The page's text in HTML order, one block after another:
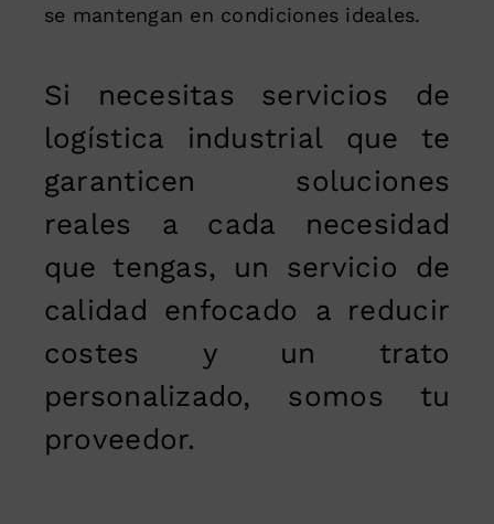
se mantengan en condiciones ideales.
Si necesitas servicios de
logística industrial que te
garanticen soluciones
reales a cada necesidad
que tengas, un servicio de
calidad enfocado a reducir
costes y un trato
personalizado, somos tu
proveedor.